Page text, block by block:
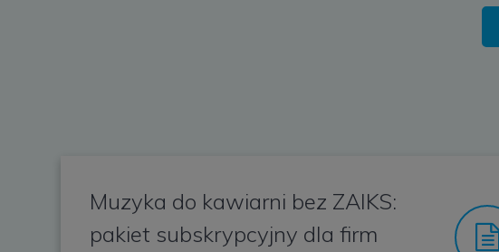
Muzyka do kawiarni bez ZAIKS:
pakiet subskrypcyjny dla firm